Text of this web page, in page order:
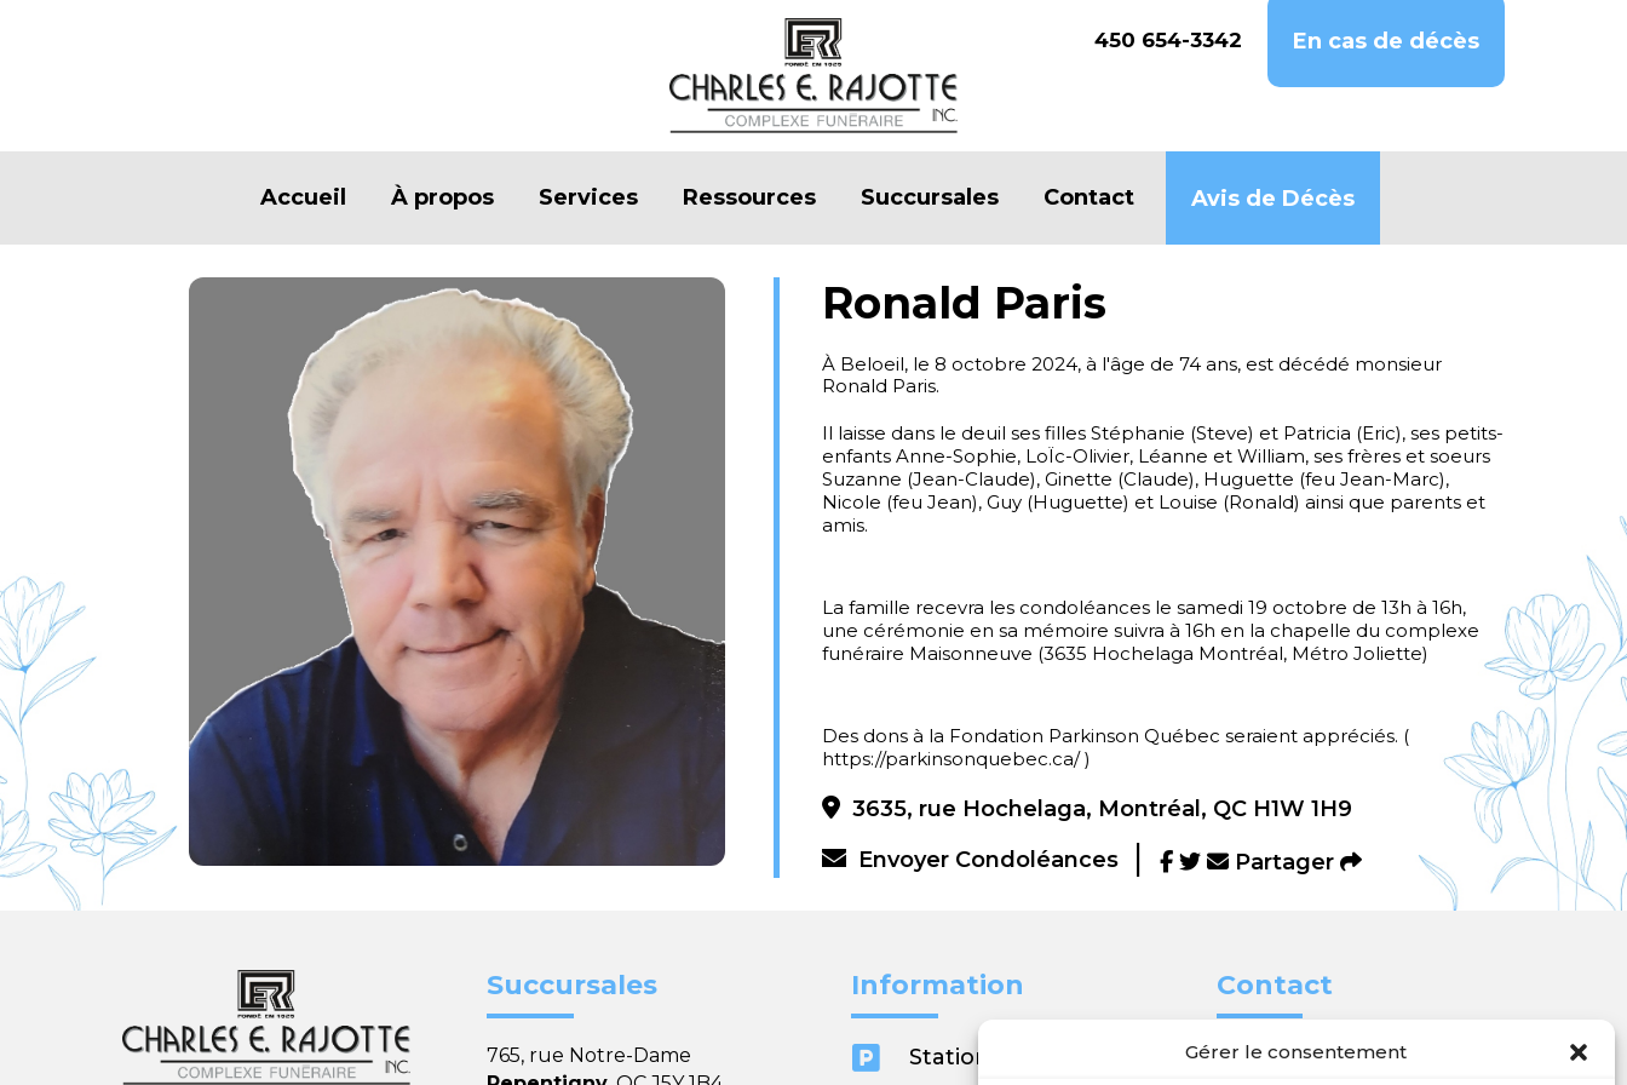
Gérer le consentement
450 654-3342 En cas de décès
Accueil À propos Services Ressources Succursales Contact Avis de Décès
Ronald Paris
À Beloeil, le 8 octobre 2024, à l'âge de 74 ans, est décédé monsieur
Ronald Paris.
Il laisse dans le deuil ses filles Stéphanie (Steve) et Patricia (Eric), ses petits-
enfants Anne-Sophie, LoÏc-Olivier, Léanne et William, ses frères et soeurs
Suzanne (Jean-Claude), Ginette (Claude), Huguette (feu Jean-Marc),
Nicole (feu Jean), Guy (Huguette) et Louise (Ronald) ainsi que parents et
amis.
La famille recevra les condoléances le samedi 19 octobre de 13h à 16h,
une cérémonie en sa mémoire suivra à 16h en la chapelle du complexe
funéraire Maisonneuve (3635 Hochelaga Montréal, Métro Joliette)
Des dons à la Fondation Parkinson Québec seraient appréciés. (
https://parkinsonquebec.ca/ )
3635, rue Hochelaga, Montréal, QC H1W 1H9
Envoyer Condoléances
Partager
Succursales
765, rue Notre-Dame
Information
 Stationnement
Contact
 450 654-3342